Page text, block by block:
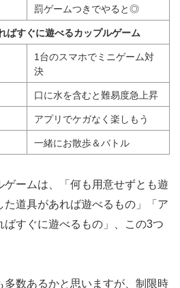
罰ゲームつきでやると◎
ばすぐに遊べるカップルゲーム
1台のスマホでミニゲーム対
決
口に水を含むと難易度急上昇
アプリでケガなく楽しもう
一緒にお散歩＆バトル
ームは、「何も用意せずとも遊
道具があれば遊べるもの」「ア
ばすぐに遊べるもの」、この3つ
多数あるかと思いますが、制限時